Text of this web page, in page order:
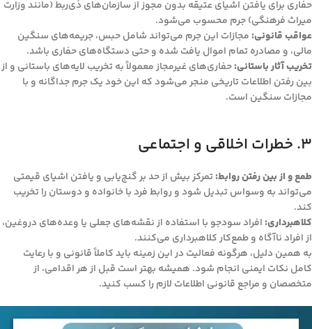
حفاری برای یافتن اشیای عتیقه بدون مجوز از سازمان‌های ذی‌ربط (مانند وزارت
میراث فرهنگی) جرم محسوب می‌شود.
عواقب قانونی: مجازات این جرم می‌تواند شامل حبس، جریمه‌های سنگین
مالی، و مصادره تمام اموال یافت شده و حتی دستگاه‌های حفاری باشد.
تخریب آثار باستانی:حفاری‌های غیرمجاز معمولاً به تخریب لایه‌های باستانی و از
بین رفتن اطلاعات تاریخی منجر می‌شود که این خود یک جرم جداگانه و با
مجازات سنگین است.
۳. خطرات اخلاقی و اجتماعی
طمع و از بین رفتن روابط:تمرکز بیش از حد بر گنج‌یابی و یافتن اشیای قیمتی
می‌تواند به وسواس تبدیل شود و روابط فرد با خانواده و دوستان را تخریب
کند.
کلاهبرداری: افراد سودجو با استفاده از نقشه‌های جعلی یا وعده‌های دروغین،
از افراد ناآگاه و طمع‌کار کلاهبرداری می‌کنند.
به همین دلیل، هرگونه فعالیت در این زمینه باید کاملاً قانونی و با رعایت
کامل نکات ایمنی انجام شود. همیشه بهتر است قبل از هر اقدامی، از
متخصصان و مراجع قانونی اطلاعات لازم را کسب کنید.